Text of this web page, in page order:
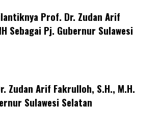
Prof. Dr. Zudan Arif
Sebagai Pj. Gubernur Sulawesi
Zudan Arif Fakrulloh, S.H., M.H.
Sulawesi Selatan